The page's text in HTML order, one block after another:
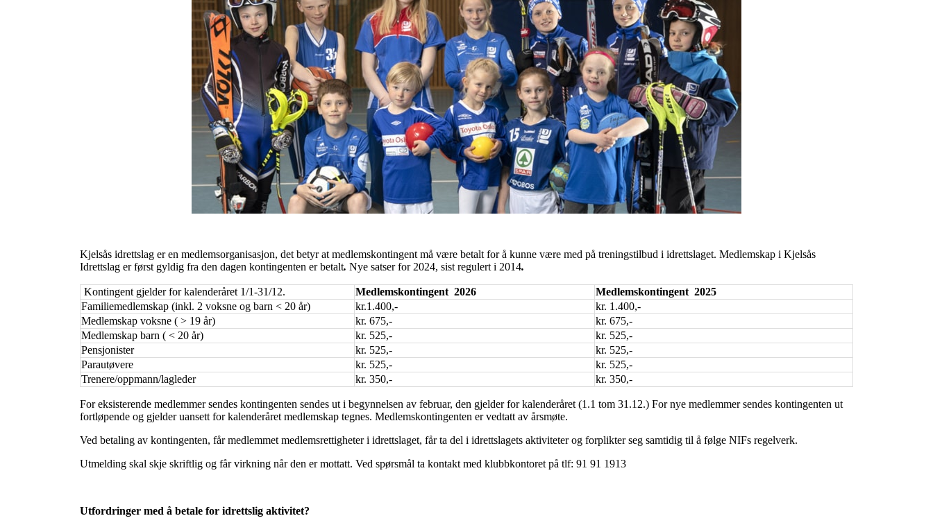
Kjelsås idrettslag er en medlemsorganisasjon, det betyr at medlemskontingent må være betalt for å kunne være med på treningstilbud i idrettslaget. Medlemskap i Kjelsås
Idrettslag er først gyldig fra den dagen kontingenten er betalt. Nye satser for 2024, sist regulert i 2014.
Kontingent gjelder for kalenderåret 1/1-31/12. Medlemskontingent 2026 Medlemskontingent 2025
Familiemedlemskap (inkl. 2 voksne og barn < 20 år)
kr.1.400,-
kr. 1.400,-
Medlemskap voksne ( > 19 år)
kr. 675,-
kr. 675,-
Medlemskap barn ( < 20 år)
kr. 525,-
kr. 525,-
Pensjonister
kr. 525,-
kr. 525,-
Parautøvere
kr. 525,-
kr. 525,-
Trenere/oppmann/lagleder
kr. 350,- kr. 350,-
For eksisterende medlemmer sendes kontingenten sendes ut i begynnelsen av februar, den gjelder for kalenderåret (1.1 tom 31.12.) For nye medlemmer sendes kontingenten ut
fortløpende og gjelder uansett for kalenderåret medlemskap tegnes. Medlemskontingenten er vedtatt av årsmøte.
Ved betaling av kontingenten, får medlemmet medlemsrettigheter i idrettslaget, får ta del i idrettslagets aktiviteter og forplikter seg samtidig til å følge NIFs regelverk.
Utmelding skal skje skriftlig og får virkning når den er mottatt. Ved spørsmål ta kontakt med klubbkontoret på tlf: 91 91 1913
Utfordringer med å betale for idrettslig aktivitet?